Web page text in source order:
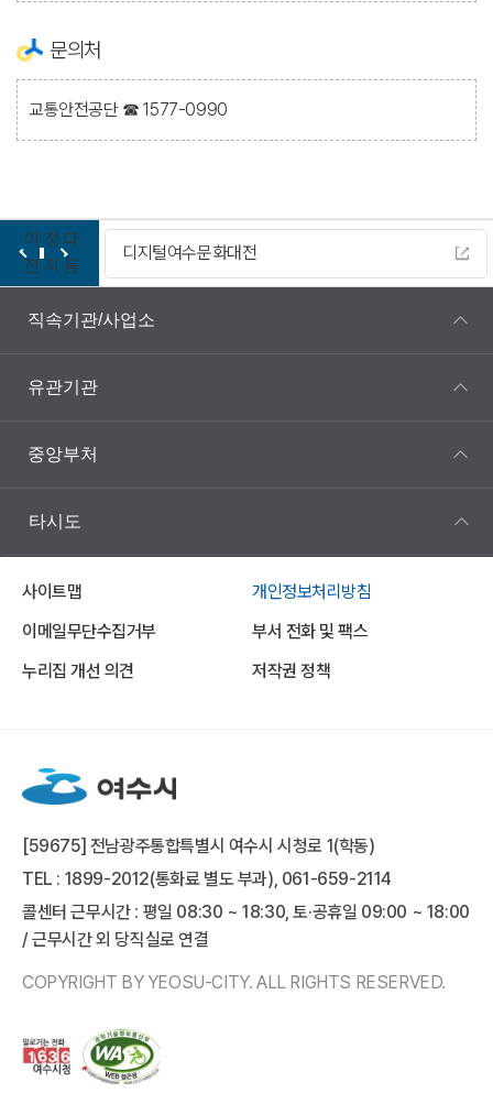
문의처
교통안전공단 ☎ 1577-0990
이
전
정
지
다
음
디지털여수문화대전
직속기관/사업소
유관기관
중앙부처
타시도
사이트맵
개인정보처리방침
이메일무단수집거부
부서 전화 및 팩스
누리집 개선 의견
저작권 정책
[59675] 전남광주통합특별시 여수시 시청로 1(학동)
TEL : 1899-2012(통화료 별도 부과), 061-659-2114
콜센터 근무시간 : 평일 08:30 ~ 18:30, 토·공휴일 09:00 ~ 18:00
/ 근무시간 외 당직실로 연결
COPYRIGHT BY YEOSU-CITY. ALL RIGHTS RESERVED.